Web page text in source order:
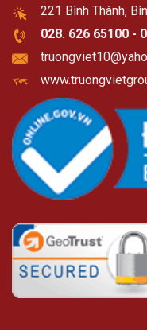
221 Bình Thành,
028. 626 65100 -